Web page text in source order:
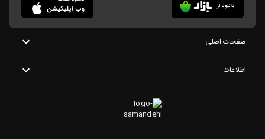
صفحات اصلی
اطلاعات